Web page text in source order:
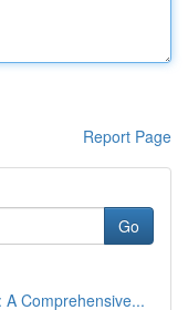
Report Page
Go
Comprehensive...